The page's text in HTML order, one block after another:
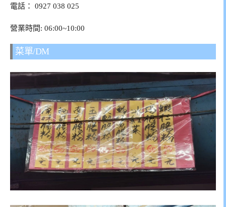
電話： 0927 038 025
營業時間: 06:00~10:00
菜單/DM